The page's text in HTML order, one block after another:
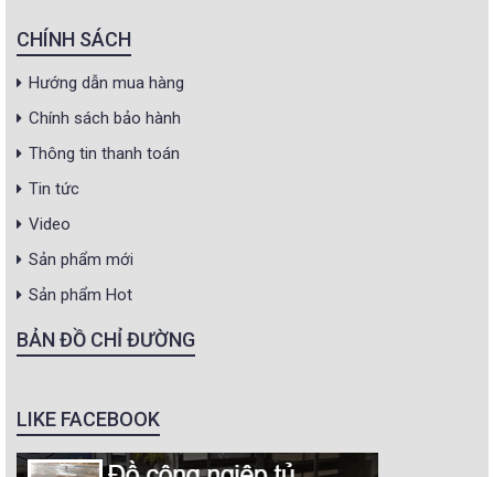
CHÍNH SÁCH
Hướng dẫn mua hàng
Chính sách bảo hành
Thông tin thanh toán
Tin tức
Video
Sản phẩm mới
Sản phẩm Hot
BẢN ĐỒ CHỈ ĐƯỜNG
LIKE FACEBOOK